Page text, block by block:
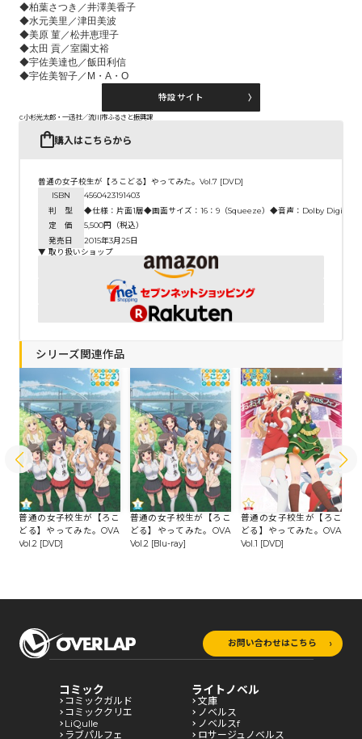
◆柏葉さつき／井澤美香子
◆水元美里／津田美波
◆美原 菫／松井恵理子
◆太田 貢／室園丈裕
◆宇佐美達也／飯田利信
◆宇佐美智子／M・A・O
特設サイト
c小杉光太郎・一迅社／流川市ふるさと振興課
購入はこちらから
普通の女子校生が【ろこどる】やってみた。Vol.7 [DVD]
ISBN
4560423191403
判 型
◆仕様：片面1層◆画面サイズ：16：9（Squeeze）◆音声：Dolby Digital◆
定 価
5,500円（税込）
発売日
2015年3月25日
▼ 取り扱いショップ
シリーズ関連作品
普通の女子校生が【ろこ
どる】やってみた。OVA
Vol.2 [DVD]
普通の女子校生が【ろこ
どる】やってみた。OVA
Vol.2 [Blu-ray]
普通の女子校生が【ろこ
どる】やってみた。OVA
Vol.1 [DVD]
お問い合わせはこちら
コミック
コミックガルド
コミッククリエ
LiQulle
ラブパルフェ
ライトノベル
文庫
ノベルス
ノベルスf
ロサージュノベルス